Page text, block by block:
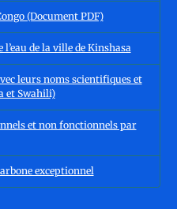
(Document PDF)
de la ville de Kinshasa
leurs noms scientifiques et
et Swahili)
et non fonctionnels par
exceptionnel